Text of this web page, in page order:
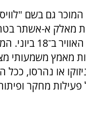
מאלק א-אשתר
פעמיים על ידי חיל
מאמץ משמעותי
או נהרסו, ככל
מחקר